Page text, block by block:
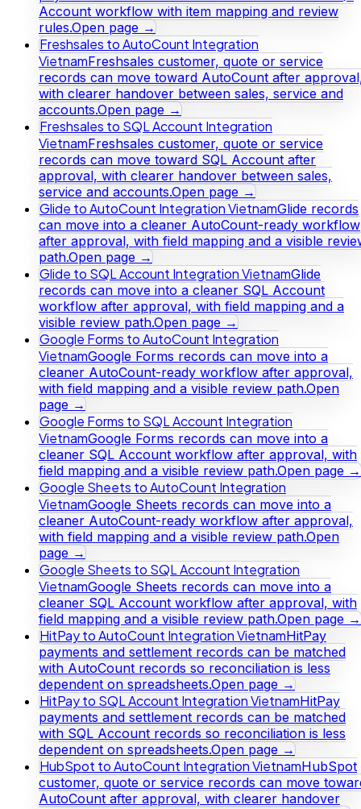
Account workflow with item mapping and review
rules.Open page →
Freshsales to AutoCount Integration
VietnamFreshsales customer, quote or service
records can move toward AutoCount after
with clearer handover between sales, service and
accounts.Open page →
Freshsales to SQL Account Integration
VietnamFreshsales customer, quote or service
records can move toward SQL Account after
approval, with clearer handover between sales,
service and accounts.Open page →
Glide to AutoCount Integration VietnamGlide records
can move into a cleaner AutoCount-ready workflow
after approval, with field mapping and a visible
path.Open page →
Glide to SQL Account Integration VietnamGlide
records can move into a cleaner SQL Account
workflow after approval, with field mapping and a
visible review path.Open page →
Google Forms to AutoCount Integration
VietnamGoogle Forms records can move into a
cleaner AutoCount-ready workflow after approval,
with field mapping and a visible review path.Open
page →
Google Forms to SQL Account Integration
VietnamGoogle Forms records can move into a
cleaner SQL Account workflow after approval, with
field mapping and a visible review path.Open page →
Google Sheets to AutoCount Integration
VietnamGoogle Sheets records can move into a
cleaner AutoCount-ready workflow after approval,
with field mapping and a visible review path.Open
page →
Google Sheets to SQL Account Integration
VietnamGoogle Sheets records can move into a
cleaner SQL Account workflow after approval, with
field mapping and a visible review path.Open page →
HitPay to AutoCount Integration VietnamHitPay
payments and settlement records can be matched
with AutoCount records so reconciliation is less
dependent on spreadsheets.Open page →
HitPay to SQL Account Integration VietnamHitPay
payments and settlement records can be matched
with SQL Account records so reconciliation is less
dependent on spreadsheets.Open page →
HubSpot to AutoCount Integration VietnamHubSpot
customer, quote or service records can move
AutoCount after approval, with clearer handover